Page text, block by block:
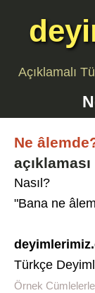
Açıklamalı
Ne
açıklaması
Nasıl?
"Bana ne
Türkçe
Örnek